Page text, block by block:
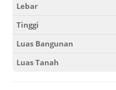
Lebar
Tinggi
Luas Bangunan
Luas Tanah